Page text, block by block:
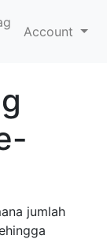
Account
jumlah